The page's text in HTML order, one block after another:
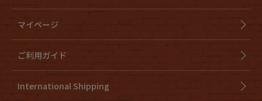
マイページ
ご利用ガイド
International Shipping